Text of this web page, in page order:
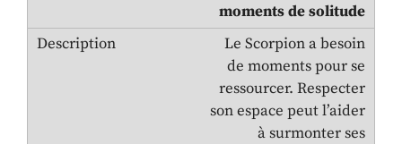
moments de solitude
Le Scorpion a besoin
de moments pour se
ressourcer. Respecter
son espace peut l’aider
à surmonter ses